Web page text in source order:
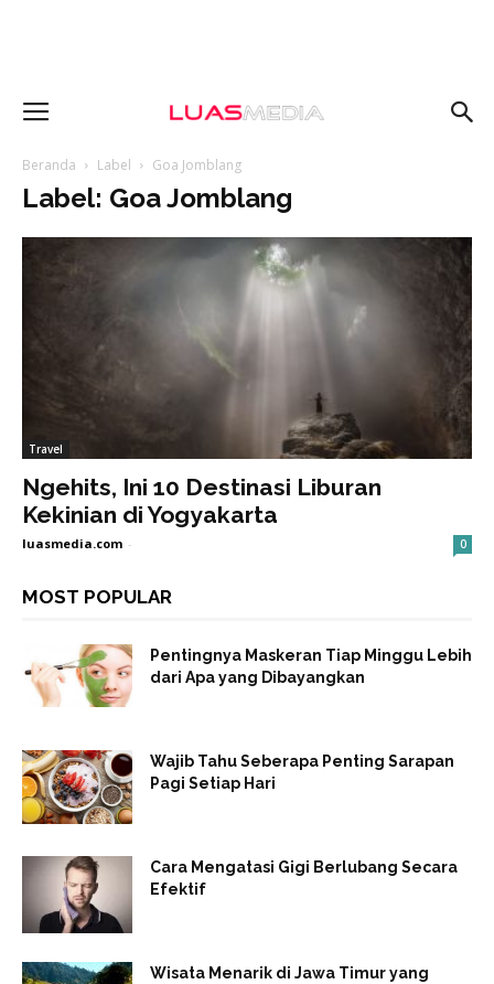
Beranda Label Goa Jomblang
Label: Goa Jomblang
Travel
Ngehits, Ini 10 Destinasi Liburan
Kekinian di Yogyakarta
luasmedia.com - 0
MOST POPULAR
Pentingnya Maskeran Tiap Minggu Lebih
dari Apa yang Dibayangkan
Wajib Tahu Seberapa Penting Sarapan
Pagi Setiap Hari
Cara Mengatasi Gigi Berlubang Secara
Efektif
Wisata Menarik di Jawa Timur yang